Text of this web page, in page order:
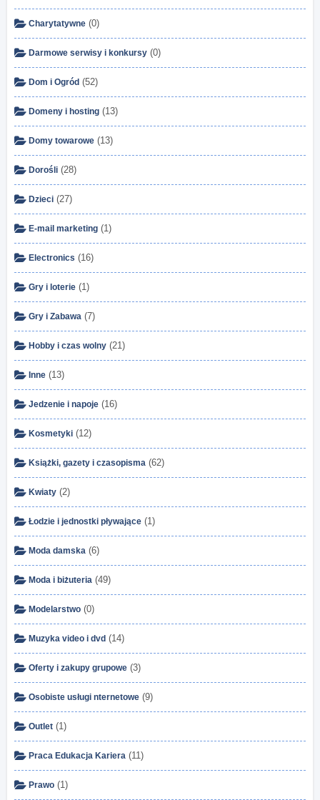
Charytatywne (0)
Darmowe serwisy i konkursy (0)
Dom i Ogród (52)
Domeny i hosting (13)
Domy towarowe (13)
Dorośli (28)
Dzieci (27)
E-mail marketing (1)
Electronics (16)
Gry i loterie (1)
Gry i Zabawa (7)
Hobby i czas wolny (21)
Inne (13)
Jedzenie i napoje (16)
Kosmetyki (12)
Książki, gazety i czasopisma (62)
Kwiaty (2)
Łodzie i jednostki pływające (1)
Moda damska (6)
Moda i biżuteria (49)
Modelarstwo (0)
Muzyka video i dvd (14)
Oferty i zakupy grupowe (3)
Osobiste usługi nternetowe (9)
Outlet (1)
Praca Edukacja Kariera (11)
Prawo (1)